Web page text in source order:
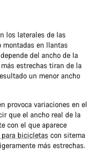
los laterales de las
montadas en llantas
del ancho de la
estrechas tiran de la
un menor ancho
provoca variaciones en el
que el ancho real de la
con el que aparece
bicicletas con sitema
más estrechas.